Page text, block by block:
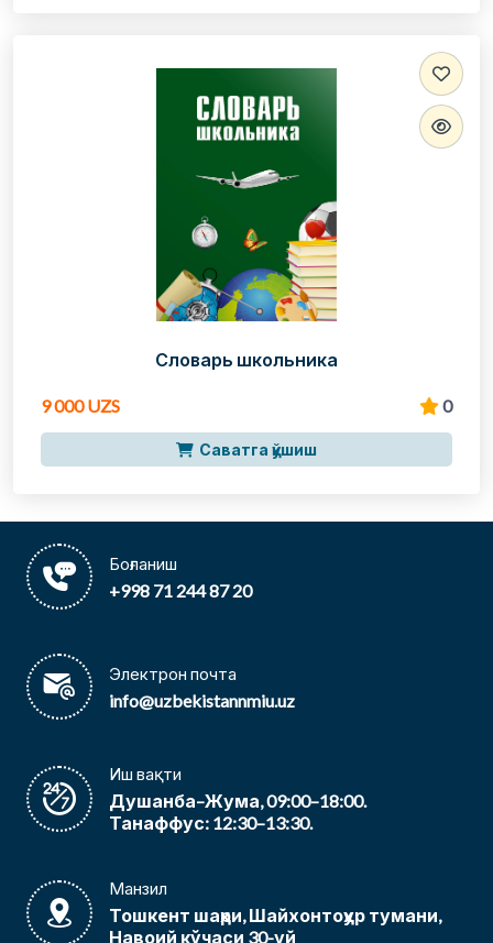
Словарь школьника
9 000 UZS 0
Саватга қўшиш
Боғланиш
+998 71 244 87 20
Электрон почта
info@uzbekistannmiu.uz
Иш вақти
Душанба–Жума, 09:00–18:00.
Танаффус: 12:30–13:30.
Манзил
Тошкент шаҳри, Шайхонтоҳур тумани,
Навоий кўчаси 30-уй